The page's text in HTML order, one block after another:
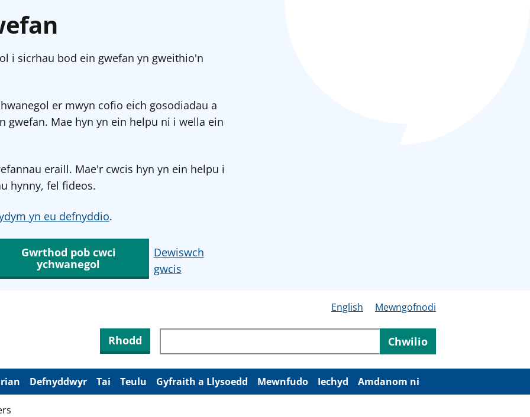
i sicrhau bod ein gwefan yn gweithio'n
er mwyn cofio eich gosodiadau a
gwefan. Mae hyn yn ein helpu ni i wella ein
eraill. Mae'r cwcis hyn yn ein helpu i
hynny, fel fideos.
yn eu defnyddio.
Gwrthod pob cwci
ychwanegol
Dewiswch
gwcis
English Mewngofnodi
Rhodd Chwilio
Defnyddwyr Tai Teulu Gyfraith a Llysoedd Mewnfudo Iechyd Amdanom ni